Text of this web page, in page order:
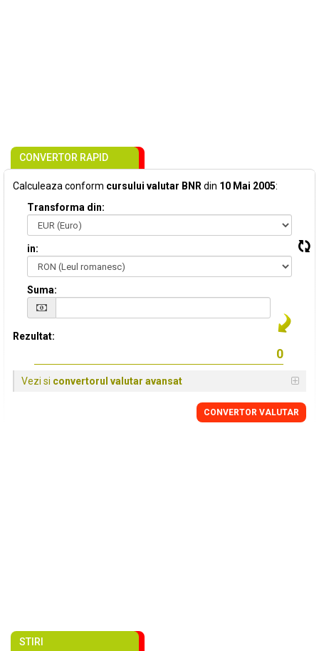
CONVERTOR RAPID
Calculeaza conform cursului valutar BNR din 10 Mai 2005:
Transforma din:
in:
Suma:
Rezultat:
Vezi si convertorul valutar avansat
CONVERTOR VALUTAR
STIRI